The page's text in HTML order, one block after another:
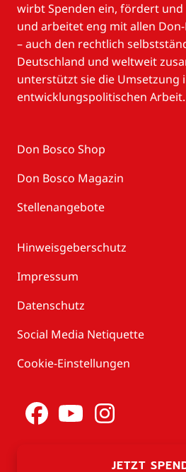
JETZT
wirbt Spenden ein, fördert
und arbeitet eng mit allen
– auch den rechtlich
Deutschland und weltweit
unterstützt sie die Umsetzung
entwicklungspolitischen Arbeit.
Don Bosco Shop
Don Bosco Magazin
Stellenangebote
Hinweisgeberschutz
Impressum
Datenschutz
Social Media Netiquette
Cookie-Einstellungen